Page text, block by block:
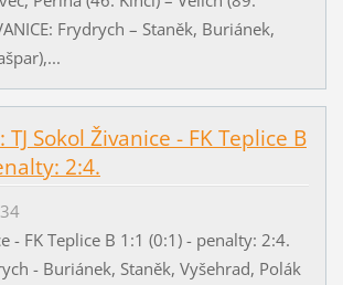
Frydrych – Staněk, Buriánek,
TJ Sokol Živanice - FK Teplice B
2:4.
- FK Teplice B 1:1 (0:1) - penalty: 2:4.
- Buriánek, Staněk, Vyšehrad, Polák